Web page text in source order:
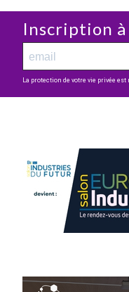
Inscription
La protection de votre vie privée